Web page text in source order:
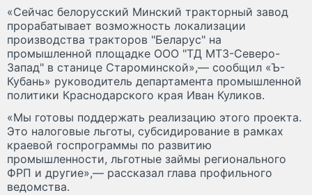
«Сейчас белорусский Минский тракторный завод
прорабатывает возможность локализации
производства тракторов "Беларус" на
промышленной площадке ООО "ТД МТЗ-Северо-
Запад" в станице Староминской»,— сообщил «Ъ-
Кубань» руководитель департамента промышленной
политики Краснодарского края Иван Куликов.
«Мы готовы поддержать реализацию этого проекта.
Это налоговые льготы, субсидирование в рамках
краевой госпрограммы по развитию
промышленности, льготные займы регионального
ФРП и другие»,— рассказал глава профильного
ведомства.